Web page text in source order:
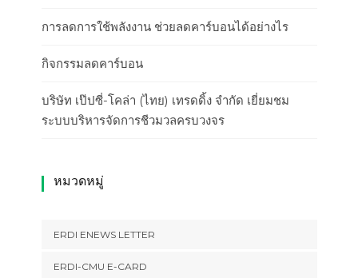
การลดการใช้พลังงาน ช่วยลดคาร์บอนได้อย่างไร
กิจกรรมลดคาร์บอน
บริษัท เป๊ปซี่-โคล่า (ไทย) เทรดดิ้ง จำกัด เยี่ยมชม
ระบบบริหารจัดการชีวมวลครบวงจร
หมวดหมู่
ERDI ENEWS LETTER
ERDI-CMU E-CARD